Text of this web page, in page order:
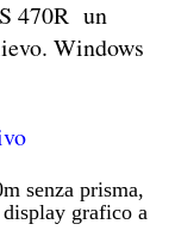
470R un
Windows
senza prisma,
grafico a